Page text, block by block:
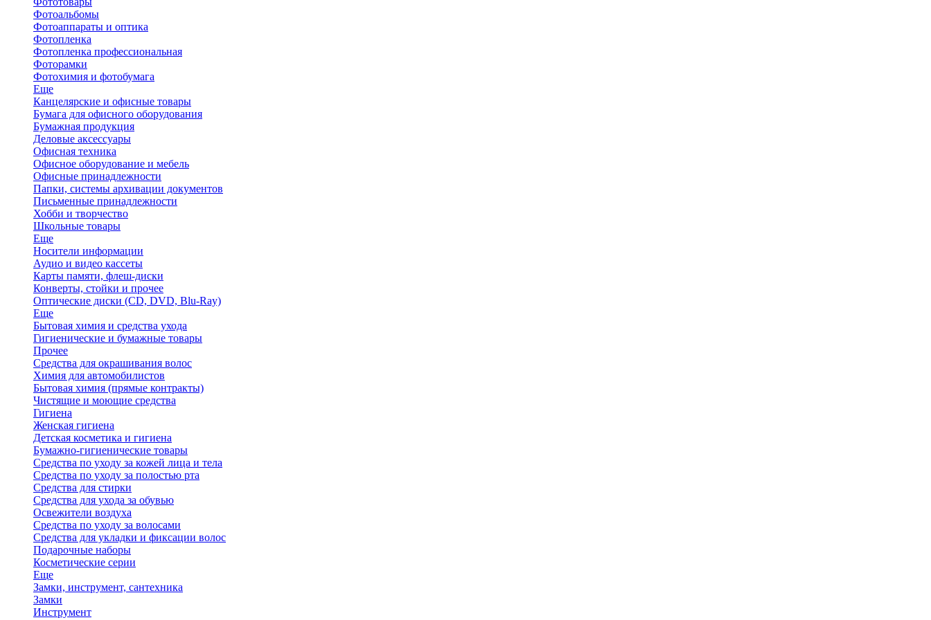
Фотоальбомы
Фотоаппараты и оптика
Фотопленка
Фотопленка профессиональная
Фоторамки
Фотохимия и фотобумага
Еще
Канцелярские и офисные товары
Бумага для офисного оборудования
Бумажная продукция
Деловые аксессуары
Офисная техника
Офисное оборудование и мебель
Офисные принадлежности
Папки, системы архивации документов
Письменные принадлежности
Хобби и творчество
Школьные товары
Еще
Носители информации
Аудио и видео кассеты
Карты памяти, флеш-диски
Конверты, стойки и прочее
Оптические диски (CD, DVD, Blu-Ray)
Еще
Бытовая химия и средства ухода
Гигиенические и бумажные товары
Прочее
Средства для окрашивания волос
Химия для автомобилистов
Бытовая химия (прямые контракты)
Чистящие и моющие средства
Гигиена
Женская гигиена
Детская косметика и гигиена
Бумажно-гигиенические товары
Средства по уходу за кожей лица и тела
Средства по уходу за полостью рта
Средства для стирки
Средства для ухода за обувью
Освежители воздуха
Средства по уходу за волосами
Средства для укладки и фиксации волос
Подарочные наборы
Косметические серии
Еще
Замки, инструмент, сантехника
Замки
Инструмент